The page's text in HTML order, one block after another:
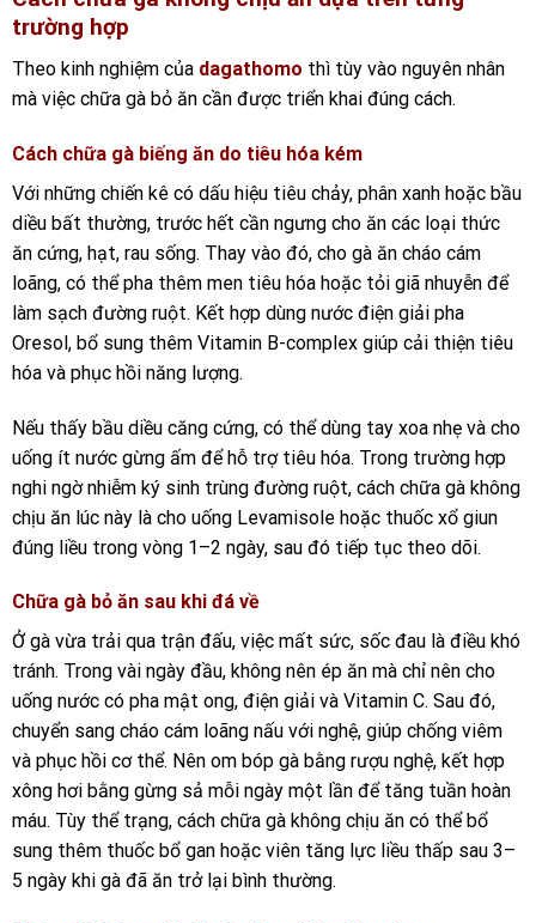
trường hợp
Theo kinh nghiệm của dagathomo thì tùy vào nguyên nhân
mà việc chữa gà bỏ ăn cần được triển khai đúng cách.
Cách chữa gà biếng ăn do tiêu hóa kém
Với những chiến kê có dấu hiệu tiêu chảy, phân xanh hoặc bầu
diều bất thường, trước hết cần ngưng cho ăn các loại thức
ăn cứng, hạt, rau sống. Thay vào đó, cho gà ăn cháo cám
loãng, có thể pha thêm men tiêu hóa hoặc tỏi giã nhuyễn để
làm sạch đường ruột. Kết hợp dùng nước điện giải pha
Oresol, bổ sung thêm Vitamin B-complex giúp cải thiện tiêu
hóa và phục hồi năng lượng.
Nếu thấy bầu diều căng cứng, có thể dùng tay xoa nhẹ và cho
uống ít nước gừng ấm để hỗ trợ tiêu hóa. Trong trường hợp
nghi ngờ nhiễm ký sinh trùng đường ruột, cách chữa gà không
chịu ăn lúc này là cho uống Levamisole hoặc thuốc xổ giun
đúng liều trong vòng 1–2 ngày, sau đó tiếp tục theo dõi.
Chữa gà bỏ ăn sau khi đá về
Ở gà vừa trải qua trận đấu, việc mất sức, sốc đau là điều khó
tránh. Trong vài ngày đầu, không nên ép ăn mà chỉ nên cho
uống nước có pha mật ong, điện giải và Vitamin C. Sau đó,
chuyển sang cháo cám loãng nấu với nghệ, giúp chống viêm
và phục hồi cơ thể. Nên om bóp gà bằng rượu nghệ, kết hợp
xông hơi bằng gừng sả mỗi ngày một lần để tăng tuần hoàn
máu. Tùy thể trạng, cách chữa gà không chịu ăn có thể bổ
sung thêm thuốc bổ gan hoặc viên tăng lực liều thấp sau 3–
5 ngày khi gà đã ăn trở lại bình thường.